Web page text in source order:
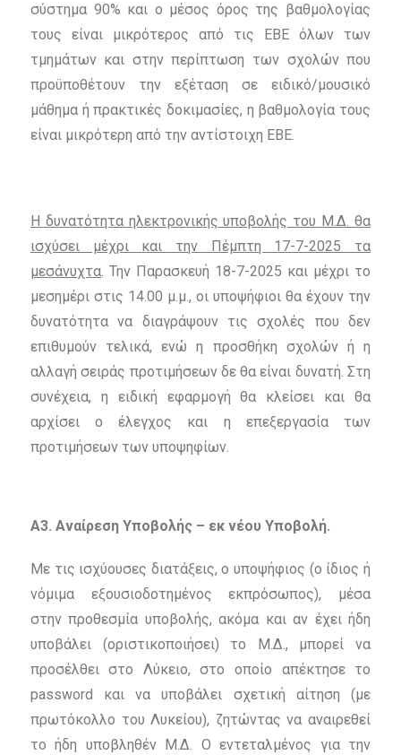
σύστημα 90% και ο μέσος όρος της βαθμολογίας
τους είναι μικρότερος από τις ΕΒΕ όλων των
τμημάτων και στην περίπτωση των σχολών που
προϋποθέτουν την εξέταση σε ειδικό/μουσικό
μάθημα ή πρακτικές δοκιμασίες, η βαθμολογία τους
είναι μικρότερη από την αντίστοιχη ΕΒΕ.
Η δυνατότητα ηλεκτρονικής υποβολής του Μ.Δ. θα
ισχύσει μέχρι και την Πέμπτη 17-7-2025 τα
μεσάνυχτα. Την Παρασκευή 18-7-2025 και μέχρι το
μεσημέρι στις 14.00 μ.μ., οι υποψήφιοι θα έχουν την
δυνατότητα να διαγράψουν τις σχολές που δεν
επιθυμούν τελικά, ενώ η προσθήκη σχολών ή η
αλλαγή σειράς προτιμήσεων δε θα είναι δυνατή. Στη
συνέχεια, η ειδική εφαρμογή θα κλείσει και θα
αρχίσει ο έλεγχος και η επεξεργασία των
προτιμήσεων των υποψηφίων.
Α3. Αναίρεση Υποβολής – εκ νέου Υποβολή.
Με τις ισχύουσες διατάξεις, ο υποψήφιος (ο ίδιος ή
νόμιμα εξουσιοδοτημένος εκπρόσωπος), μέσα
στηνπροθεσμία υποβολής, ακόμα και αν έχει ήδη
υποβάλει (οριστικοποιήσει) το Μ.Δ., μπορεί να
προσέλθει στο Λύκειο, στο οποίο απέκτησε το
password και να υποβάλει σχετική αίτηση (με
πρωτόκολλο του Λυκείου), ζητώντας να αναιρεθεί
το ήδη υποβληθέν Μ.Δ. Ο εντεταλμένος για την